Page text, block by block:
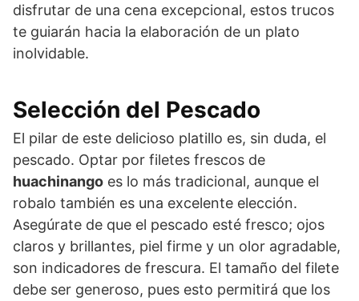
disfrutar de una cena excepcional, estos trucos
te guiarán hacia la elaboración de un plato
inolvidable.
Selección del Pescado
El pilar de este delicioso platillo es, sin duda, el
pescado. Optar por filetes frescos de
huachinango es lo más tradicional, aunque el
robalo también es una excelente elección.
Asegúrate de que el pescado esté fresco; ojos
claros y brillantes, piel firme y un olor agradable,
son indicadores de frescura. El tamaño del filete
debe ser generoso, pues esto permitirá que los